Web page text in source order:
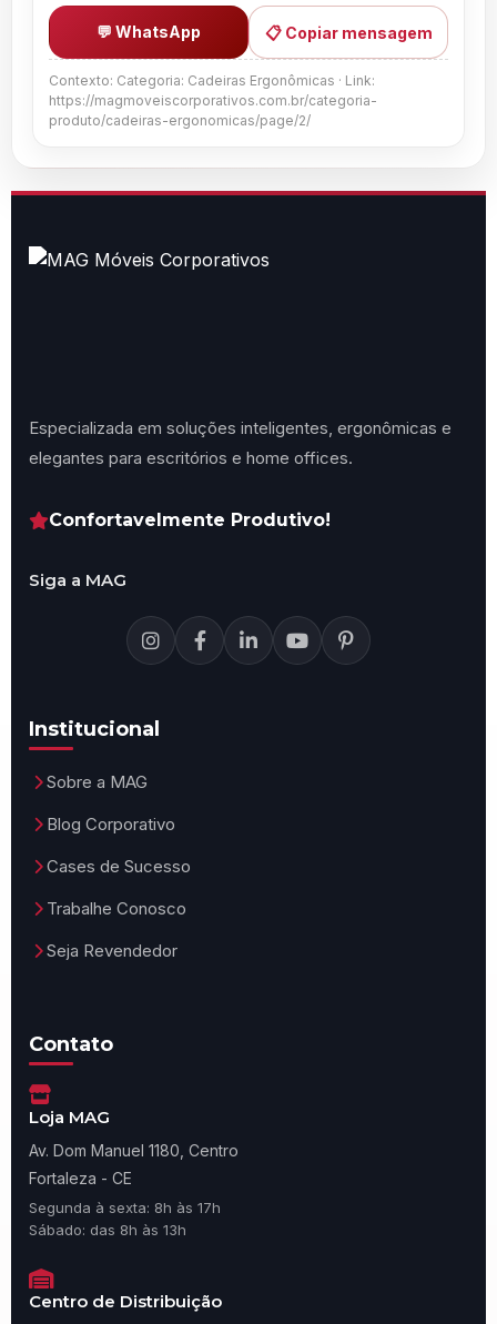
💬 WhatsApp 📋 Copiar mensagem
Contexto: Categoria: Cadeiras Ergonômicas · Link:
https://magmoveiscorporativos.com.br/categoria-
produto/cadeiras-ergonomicas/page/2/
Especializada em soluções inteligentes, ergonômicas e
elegantes para escritórios e home offices.
Confortavelmente Produtivo!
Siga a MAG
Institucional
Sobre a MAG
Blog Corporativo
Cases de Sucesso
Trabalhe Conosco
Seja Revendedor
Contato
Loja MAG
Av. Dom Manuel 1180, Centro
Fortaleza - CE
Segunda à sexta: 8h às 17h
Sábado: das 8h às 13h
Centro de Distribuição